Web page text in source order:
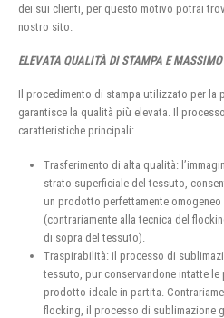
dei sui clienti, per questo motivo potrai
nostro sito.
ELEVATA QUALITÀ DI STAMPA E
Il procedimento di stampa utilizzato per la
garantisce la qualità più elevata. Il
caratteristiche principali:
Trasferimento di alta qualità:
strato superficiale del tessuto,
un prodotto perfettamente
(contrariamente alla tecnica del
di sopra del tessuto).
Traspirabilità: il processo di
tessuto, pur conservandone intatte
prodotto ideale in partita.
flocking, il processo di sublimazione